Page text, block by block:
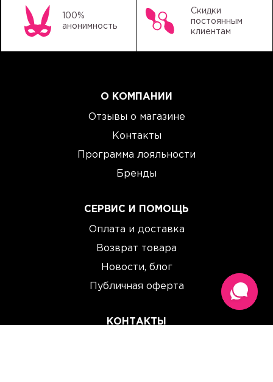
100%
анонимность
Скидки
постоянным
клиентам
О КОМПАНИИ
Отзывы о магазине
Контакты
Программа лояльности
Бренды
СЕРВИС И ПОМОЩЬ
Оплата и доставка
Возврат товара
Новости, блог
Публичная оферта
КОНТАКТЫ